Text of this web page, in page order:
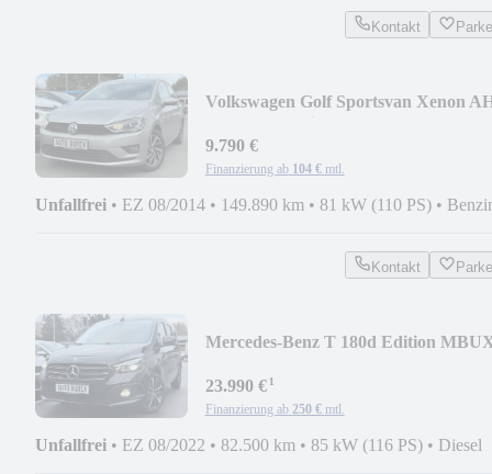
Kontakt
Volkswagen Golf Sportsvan Xenon
9.790 €
Finanzierung ab 104 € mtl.
Unfallfrei • EZ 08/2014 • 149.890 km • 81 kW (110 PS) •
Kontakt
Mercedes-Benz T 180d Edition
23.990 €¹
Finanzierung ab 250 € mtl.
Unfallfrei • EZ 08/2022 • 82.500 km • 85 kW (116 PS) • Diesel